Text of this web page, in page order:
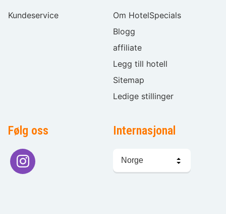
Kundeservice
Om HotelSpecials
Blogg
affiliate
Legg till hotell
Sitemap
Ledige stillinger
Følg oss Internasjonal